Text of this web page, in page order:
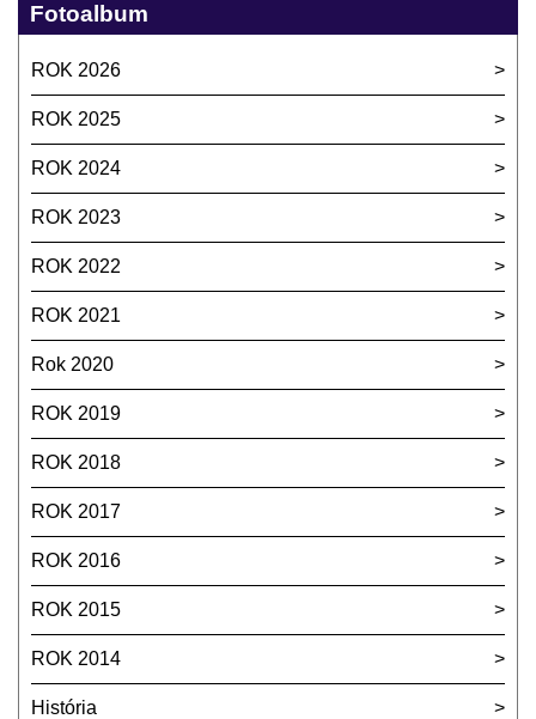
Fotoalbum
ROK 2026
ROK 2025
ROK 2024
ROK 2023
ROK 2022
ROK 2021
Rok 2020
ROK 2019
ROK 2018
ROK 2017
ROK 2016
ROK 2015
ROK 2014
História